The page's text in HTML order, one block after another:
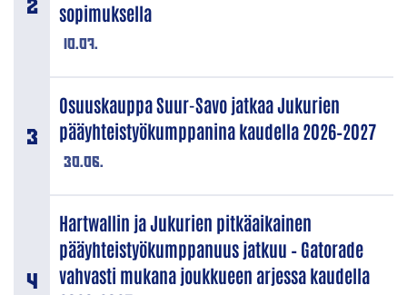
10.07.
sopimuksella
30.06.
Osuuskauppa Suur-Savo jatkaa Jukurien
pääyhteistyökumppanina kaudella 2026–2027
Hartwallin ja Jukurien pitkäaikainen
pääyhteistyökumppanuus jatkuu – Gatorade
vahvasti mukana joukkueen arjessa kaudella